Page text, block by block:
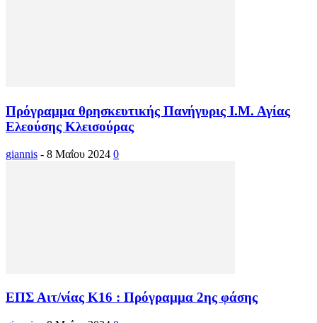
Πρόγραμμα θρησκευτικής Πανήγυρις Ι.Μ. Αγίας
Ελεούσης Κλεισούρας
giannis - 8 Μαΐου 2024 0
ΕΠΣ Αιτ/νίας Κ16 : Πρόγραμμα 2ης φάσης